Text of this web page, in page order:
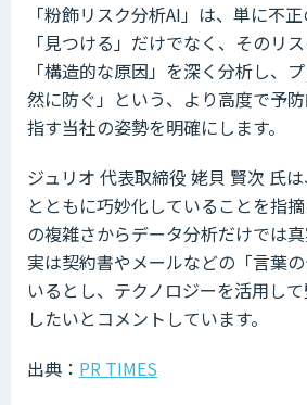
「粉飾リスク分析AI」は、単に不
「見つける」だけでなく、そのリ
「構造的な原因」を深く分析し、
然に防ぐ」という、より高度で予
指す当社の姿勢を明確にします。
ジュリオ 代表取締役 姥貝 賢次 氏
とともに巧妙化していることを指
の複雑さからデータ分析だけでは
実は契約書やメールなどの「言葉
いるとし、テクノロジーを活用し
したいとコメントしています。
出典： PR TIMES